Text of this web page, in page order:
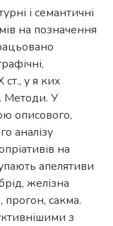
і семантичні
на позначення
ст., у я ких
Методи. У
описового,
аналізу
на
апелятиви
желізна
прогон, сакма.
з